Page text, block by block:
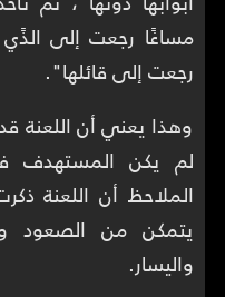
مساغًا رجعت إلى
رجعت إلى قائلها".
وهذا يعني أن اللعنة
لم يكن المستهدف
الملاحظ أن اللعنة
يتمكن من الصعود
واليسار.